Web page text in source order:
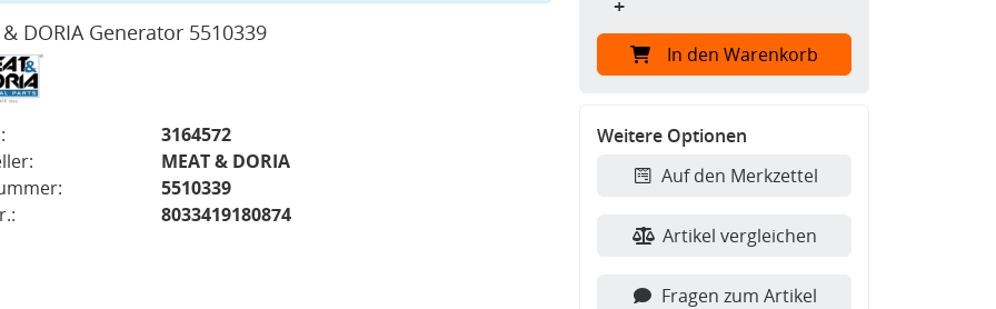
& DORIA Generator 5510339
3164572
MEAT & DORIA
5510339
8033419180874
+
In den Warenkorb
Weitere Optionen
Auf den Merkzettel
Artikel vergleichen
Fragen zum Artikel